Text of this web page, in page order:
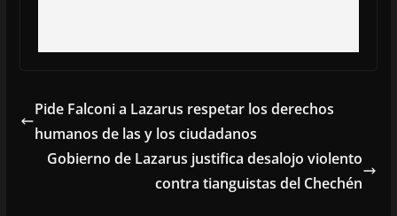
Pide Falconi a Lazarus respetar los derechos
humanos de las y los ciudadanos
Gobierno de Lazarus justifica desalojo violento
contra tianguistas del Chechén